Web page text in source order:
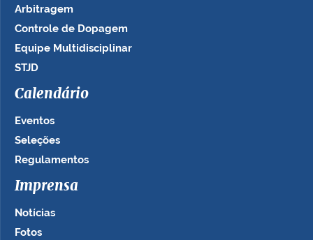
Arbitragem
Controle de Dopagem
Equipe Multidisciplinar
STJD
Calendário
Eventos
Seleções
Regulamentos
Imprensa
Notícias
Fotos